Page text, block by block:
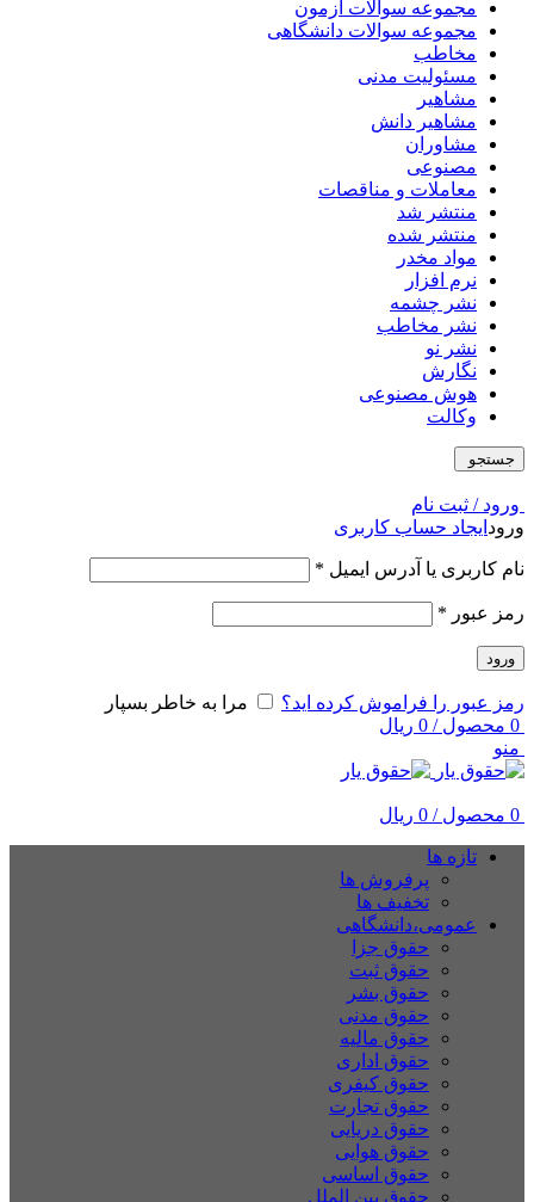
مجموعه سوالات آزمون
مجموعه سوالات دانشگاهی
مخاطب
مسئولیت مدنی
مشاهیر
مشاهیر دانش
مشاوران
مصنوعی
معاملات و مناقصات
منتشر شد
منتشر شده
مواد مخدر
نرم افزار
نشر چشمه
نشر مخاطب
نشر نو
نگارش
هوش مصنوعی
وکالت
جستجو
ورود / ثبت نام
ورود ایجاد حساب کاربری
نام کاربری یا آدرس ایمیل *
رمز عبور *
ورود
رمز عبور را فراموش کرده اید؟
مرا به خاطر بسپار
0 محصول /
0 ریال
منو
0 محصول /
0 ریال
تازه ها
پرفروش ها
تخفیف ها
عمومی،دانشگاهی
حقوق جزا
حقوق ثبت
حقوق بشر
حقوق مدنی
حقوق مالیه
حقوق اداری
حقوق کیفری
حقوق تجارت
حقوق دریایی
حقوق هوایی
حقوق اساسی
حقوق بین الملل